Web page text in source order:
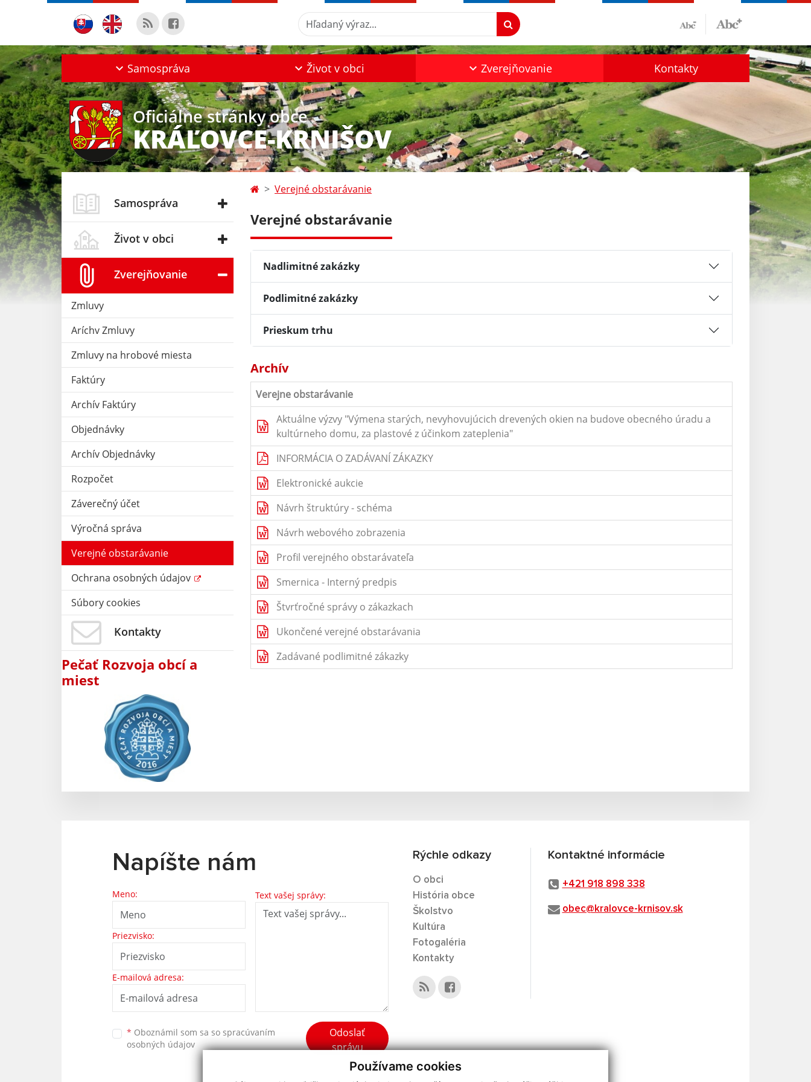
Používame cookies
Hľadaný výraz...
Samospráva Život v obci Zverejňovanie Kontakty
Oficiálne stránky obce
KRÁĽOVCE-KRNIŠOV
Samospráva
Život v obci
Zverejňovanie
Zmluvy
Aríchv Zmluvy
Zmluvy na hrobové miesta
Faktúry
Archív Faktúry
Objednávky
Archív Objednávky
Rozpočet
Záverečný účet
Výročná správa
Verejné obstarávanie
Ochrana osobných údajov
Súbory cookies
Kontakty
Pečať Rozvoja obcí a
miest
Verejné obstarávanie
Verejné obstarávanie
Nadlimitné zakázky
Podlimitné zakázky
Prieskum trhu
Archív
Verejne obstarávanie
Aktuálne výzvy "Výmena starých, nevyhovujúcich drevených okien na budove obecného úradu a
kultúrneho domu, za plastové z účinkom zateplenia"
INFORMÁCIA O ZADÁVANÍ ZÁKAZKY
Elektronické aukcie
Návrh štruktúry - schéma
Návrh webového zobrazenia
Profil verejného obstarávateľa
Smernica - Interný predpis
Štvrťročné správy o zákazkach
Ukončené verejné obstarávania
Zadávané podlimitné zákazky
Napíšte nám
Meno:
Priezvisko:
E-mailová adresa:
Text vašej správy:
* Oboznámil som sa so spracúvaním
osobných údajov
Odoslať
správu
Rýchle odkazy
O obci
História obce
Školstvo
Kultúra
Fotogaléria
Kontakty
Kontaktné informácie
+421 918 898 338
obec@kralovce-krnisov.sk